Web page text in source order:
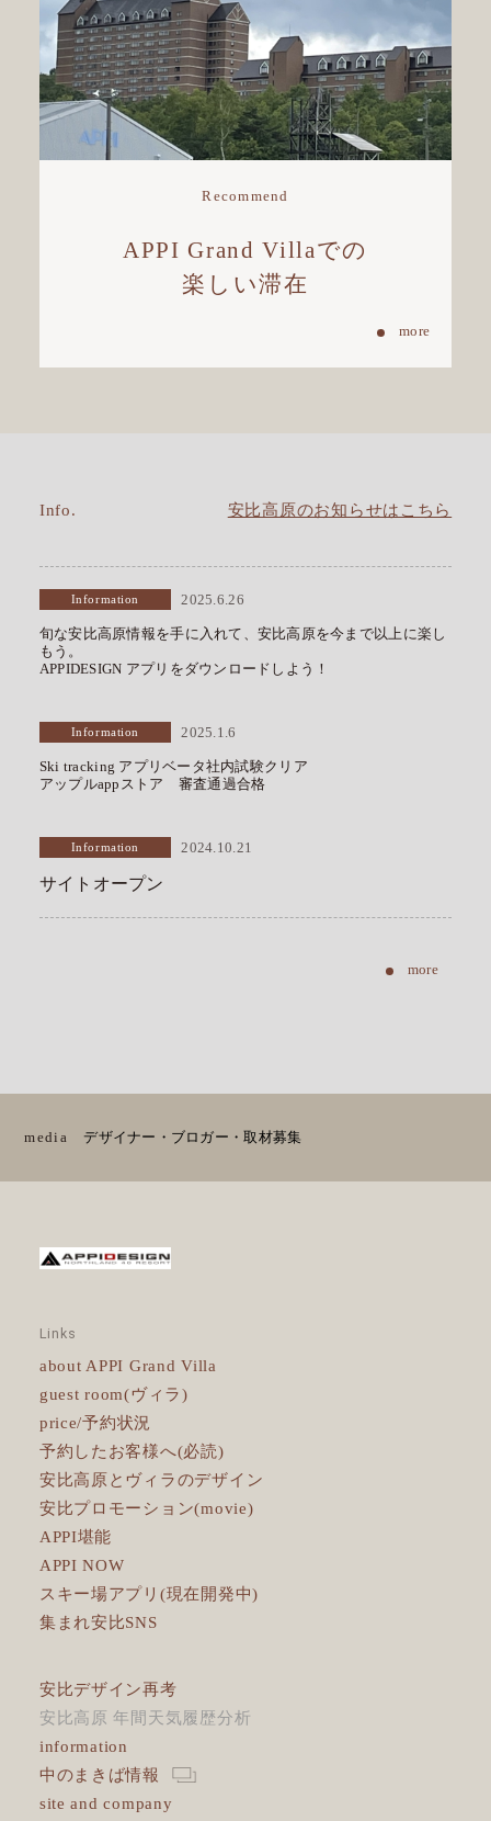
Recommend
APPI Grand Villaでの
楽しい滞在
Info. 安比高原のお知らせはこちら
Information 2025.6.26
旬な安比高原情報を手に入れて、安比高原を今まで以上に楽し
もう。
APPIDESIGN アプリをダウンロードしよう！
Information 2025.1.6
Ski tracking アプリベータ社内試験クリア
アップルappストア 審査通過合格
Information 2024.10.21
サイトオープン
media デザイナー・ブロガー・取材募集
Links
about APPI Grand Villa
guest room(ヴィラ)
price/予約状況
予約したお客様へ(必読)
安比高原とヴィラのデザイン
安比プロモーション(movie)
APPI堪能
APPI NOW
スキー場アプリ(現在開発中)
集まれ安比SNS
安比デザイン再考
安比高原 年間天気履歴分析
information
中のまきば情報
site and company